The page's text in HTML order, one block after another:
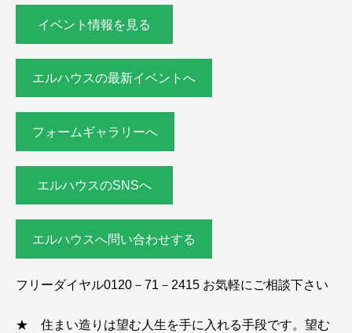
イベント情報を見る
エルハウスの最新イベントへ
フォームギャラリーへ
エルハウスのSNSへ
エルハウスへ問い合わせする
フリーダイヤル0120－71－2415 お気軽にご相談下さい
★ 住まい造りは望む人生を手に入れる手段です。望む